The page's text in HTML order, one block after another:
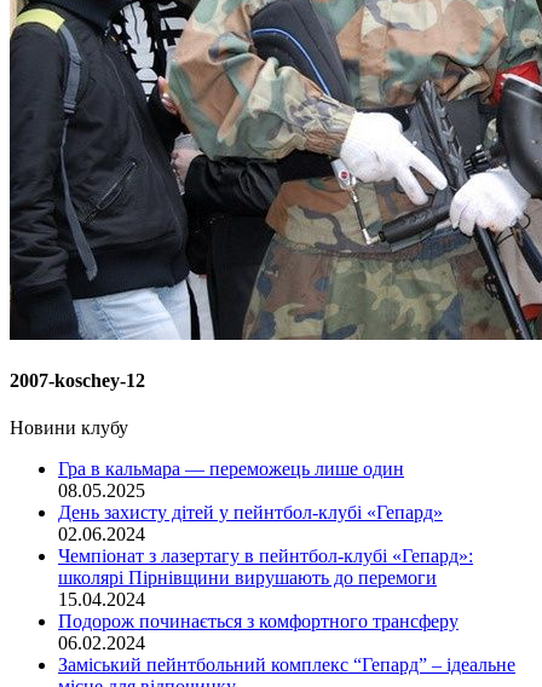
2007-koschey-12
Новини клубу
Гра в кальмара — переможець лише один
08.05.2025
День захисту дітей у пейнтбол-клубі «Гепард»
02.06.2024
Чемпіонат з лазертагу в пейнтбол-клубі «Гепард»:
школярі Пірнівщини вирушають до перемоги
15.04.2024
Подорож починається з комфортного трансферу
06.02.2024
Заміський пейнтбольний комплекс “Гепард” – ідеальне